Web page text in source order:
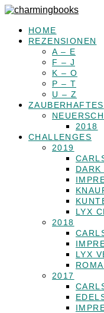
HOME
REZENSIONEN
A – E
F – J
K – O
P – T
U – Z
ZAUBERHAFTES
2018
CHALLENGES
2019
LYX
2018
LYX
2017